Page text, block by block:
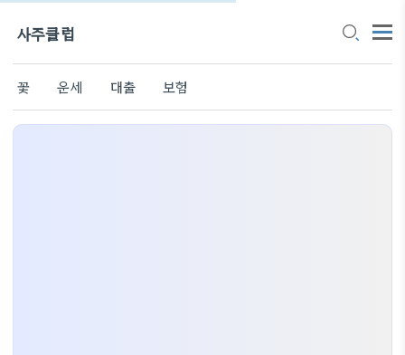
사주클럽
꽃 운세 대출 보험